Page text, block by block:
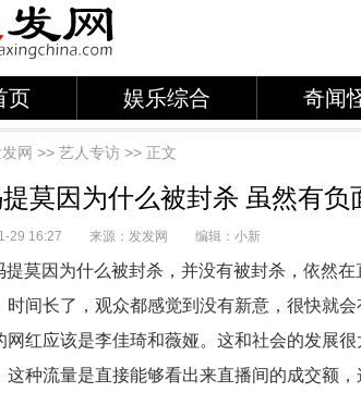
页 娱乐综合 奇闻
网 >> 艺人专访 >> 正文
莫因为什么被封杀 虽然有负
29 16:27 来源：发发网 编辑：小新
提莫因为什么被封杀，并没有被封杀，依然
时间长了，观众都感觉到没有新意，很快就
网红应该是李佳琦和薇娅。这和社会的发展
这种流量是直接能够看出来直播间的成交额